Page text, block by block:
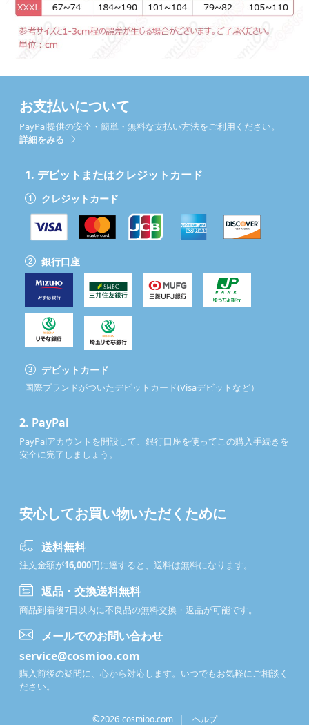
お支払いについて
PayPal提供の安全・簡単・無料な支払い方法をご利用ください。
詳細をみる
1. デビットまたはクレジットカード
クレジットカード
銀行口座
デビットカード
国際ブランドがついたデビットカード(Visaデビットなど）
2. PayPal
PayPalアカウントを開設して、銀行口座を使ってこの購入手続きを
安全に完了しましょう。
安心してお買い物いただくために
送料無料
注文金額が16,000円に達すると、送料は無料になります。
返品・交換送料無料
商品到着後7日以内に不良品の無料交換・返品が可能です。
メールでのお問い合わせ
service@cosmioo.com
購入前後の疑問に、心から対応します。いつでもお気軽にご相談く
ださい。
©2026 cosmioo.com | ヘルプ